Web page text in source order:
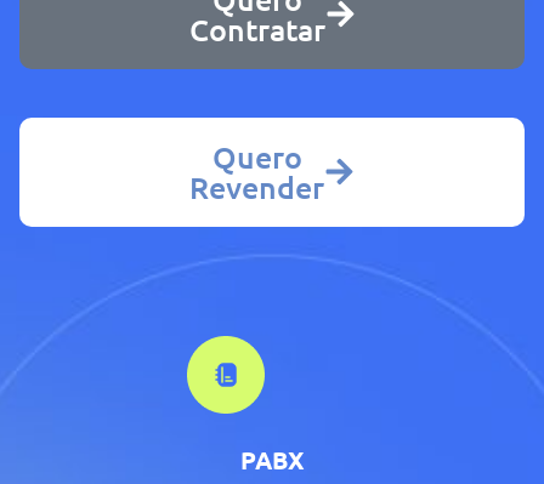
PABX
Contratar
Quero
Revender